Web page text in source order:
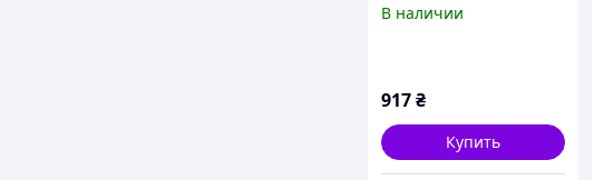
стеклом камеры)
В наличии
917₴
Купить